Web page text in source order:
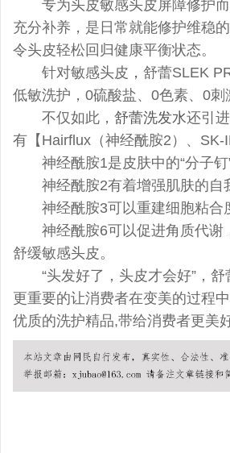
专为头皮敏感头皮屏障修护
充分补养，是日常就能修护维稳
令头皮轻松回归健康平衡状态。
针对敏感头皮 ， 舒蕾SLEK
低敏洗护，0硫酸盐、0色素、0
不仅如此， 舒蕾洗发水还引
有【Hairflux（神经酰胺2）、
神经酰胺1是皮肤中的“分子
神经酰胺2有着增强肌肤的自
神经酰胺3可以重建细胞粘合
神经酰胺6可以促进角质代
舒缓敏感头皮。
“头发好了，头皮才会好”，
更重要的让消费者在变美的过程
优质的洗护精品,带给消费者更美